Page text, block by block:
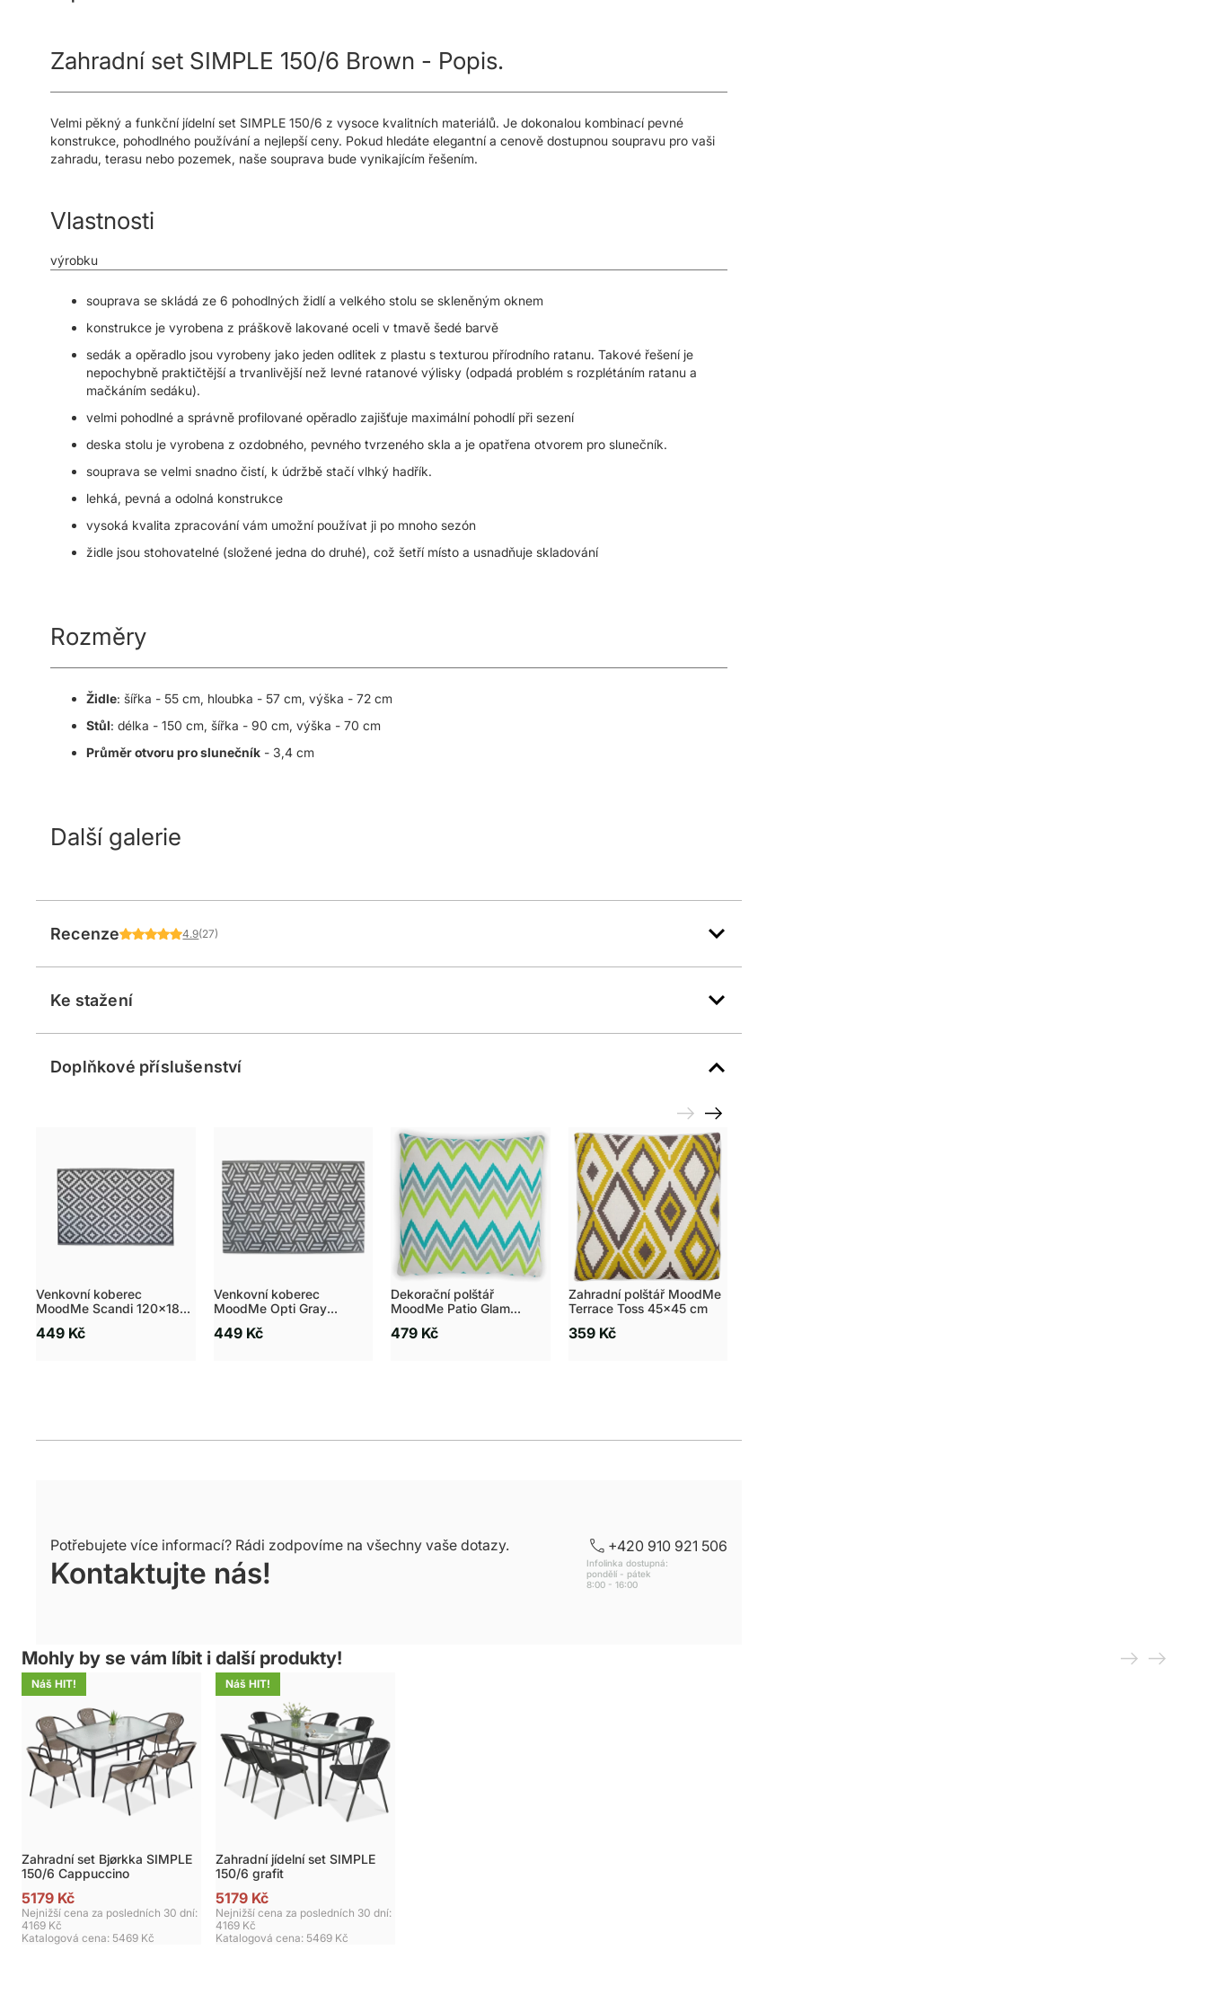
Zahradní set SIMPLE 150/6 Brown - Popis.
Velmi pěkný a funkční jídelní set SIMPLE 150/6 z vysoce kvalitních materiálů. Je dokonalou kombinací pevné
konstrukce, pohodlného používání a nejlepší ceny. Pokud hledáte elegantní a cenově dostupnou soupravu pro vaši
zahradu, terasu nebo pozemek, naše souprava bude vynikajícím řešením.
Vlastnosti
výrobku
souprava se skládá ze 6 pohodlných židlí a velkého stolu se skleněným oknem
konstrukce je vyrobena z práškově lakované oceli v tmavě šedé barvě
sedák a opěradlo jsou vyrobeny jako jeden odlitek z plastu s texturou přírodního ratanu. Takové řešení je
nepochybně praktičtější a trvanlivější než levné ratanové výlisky (odpadá problém s rozplétáním ratanu a
mačkáním sedáku).
velmi pohodlné a správně profilované opěradlo zajišťuje maximální pohodlí při sezení
deska stolu je vyrobena z ozdobného, pevného tvrzeného skla a je opatřena otvorem pro slunečník.
souprava se velmi snadno čistí, k údržbě stačí vlhký hadřík.
lehká, pevná a odolná konstrukce
vysoká kvalita zpracování vám umožní používat ji po mnoho sezón
židle jsou stohovatelné (složené jedna do druhé), což šetří místo a usnadňuje skladování
Rozměry
Židle: šířka - 55 cm, hloubka - 57 cm, výška - 72 cm
Stůl: délka - 150 cm, šířka - 90 cm, výška - 70 cm
Průměr otvoru pro slunečník - 3,4 cm
Další galerie
Recenze 4.9(27)
Ke stažení
Doplňkové příslušenství
Venkovní koberec
MoodMe Scandi 120x180
449 Kč
Venkovní koberec
MoodMe Opti Gray
449 Kč
Dekorační polštář
MoodMe Patio Glam
479 Kč
Zahradní polštář MoodMe
Terrace Toss 45x45 cm
359 Kč
Potřebujete více informací? Rádi zodpovíme na všechny vaše dotazy.
Kontaktujte nás!
+420 910 921 506
Infolinka dostupná:
pondělí - pátek
8:00 - 16:00
Mohly by se vám líbit i další produkty!
Náš HIT!
Zahradní set Bjørkka SIMPLE
150/6 Cappuccino
5179 Kč
Nejnižší cena za posledních 30 dní:
4169 Kč
Katalogová cena: 5469 Kč
Náš HIT!
Zahradní jídelní set SIMPLE
150/6 grafit
5179 Kč
Nejnižší cena za posledních 30 dní:
4169 Kč
Katalogová cena: 5469 Kč